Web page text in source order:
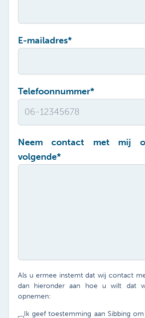
E-mailadres*
Telefoonnummer*
Neem contact met mij
volgende*
Als u ermee instemt dat wij contact
dan hieronder aan hoe u wilt dat
opnemen:
Ik geef toestemming aan Sibbing